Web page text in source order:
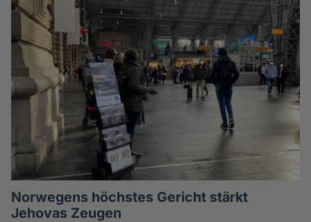
Norwegens höchstes Gericht stärkt
Jehovas Zeugen